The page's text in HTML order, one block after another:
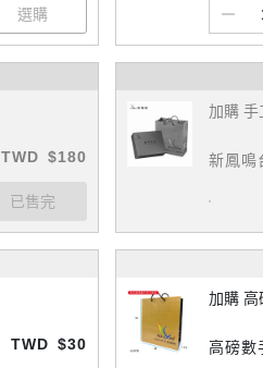
TWD $180
加購 手
新鳳鳴台灣
TWD $30
加購 高
高磅數